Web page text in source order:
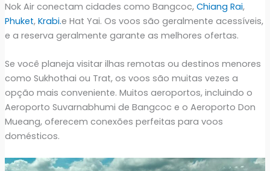
Nok Air conectam cidades como Bangcoc, Chiang Rai,
Phuket, Krabi.e Hat Yai. Os voos são geralmente acessíveis,
e a reserva geralmente garante as melhores ofertas.
Se você planeja visitar ilhas remotas ou destinos menores
como Sukhothai ou Trat, os voos são muitas vezes a
opção mais conveniente. Muitos aeroportos, incluindo o
Aeroporto Suvarnabhumi de Bangcoc e o Aeroporto Don
Mueang, oferecem conexões perfeitas para voos
domésticos.